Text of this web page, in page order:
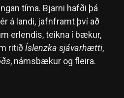
tíma. Bjarni hafði þá
á landi, jafnframt því að
erlendis, teikna í bækur,
ritið Íslenzka sjávarhætti,
, námsbækur og fleira.